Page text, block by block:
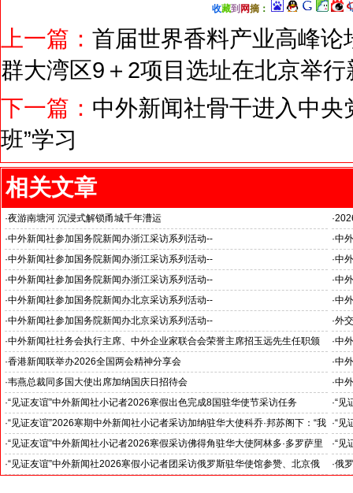
收藏到 网摘：
上一篇： 首届世界香料产业高峰
群大湾区9＋2项目选址在北京举
下一篇： 中外新闻社骨干进入中央
班”学习
相关文章
·夜游南塘河 沉浸式解锁甬城千年漕运 ·
国
·中外新闻社参加国务院新闻办浙江采访系列活动--
杭州大学人工智能领域取得创造性成就
·中
·中外新闻社参加国务院新闻办浙江采访系列活动--
浙江省人民政府副省长何中伟等接受采访
·中
推
·中外新闻社参加国务院新闻办浙江采访系列活动--
《湘湖·雅韵》推动杭州文旅战略格局
·中
“科
·中外新闻社参加国务院新闻办北京采访系列活动--
见证科技创新和产业创新高质量发展
·中
小
·中外新闻社参加国务院新闻办北京采访系列活动--
北京人形机器人创新中心打造具有全球影响力的应用示范高地
·外
·中外新闻社社务会执行主席、中外企业家联合会荣誉主席招玉远先生任职颁
证仪式在香港举行
·中
·香港新闻联举办2026全国两会精神分享会 ·中
对
·韦燕总裁同多国大使出席加纳国庆日招待会 ·中
·“见证友谊”中外新闻社小记者2026寒假出色完成8国驻华使节采访任务
斯洛伐克驻华大使莱齐亚克阁下为小记者们颁发“优秀小记者(优秀小小外交
官)”证书
·“见
下：
·“见证友谊”2026寒期中外新闻社小记者采访加纳驻华大使科乔·邦苏阁下：“我
十分享受在中国的时光……”
·“见
们将
·“见证友谊”中外新闻社小记者2026寒假采访佛得角驻华大使阿林多·多罗萨里
奥阁下: 期待两国青少年成为发展中佛友好关系新的动力
·“见
就是
·“见证友谊”中外新闻社2026寒假小记者团采访俄罗斯驻华使馆参赞、北京俄
·俄